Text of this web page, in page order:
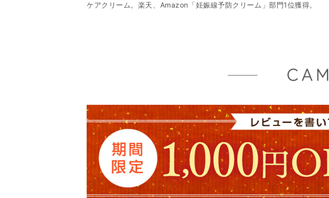
ケアクリーム。楽天、Amazon「妊娠線予防クリーム」部門1位獲得。